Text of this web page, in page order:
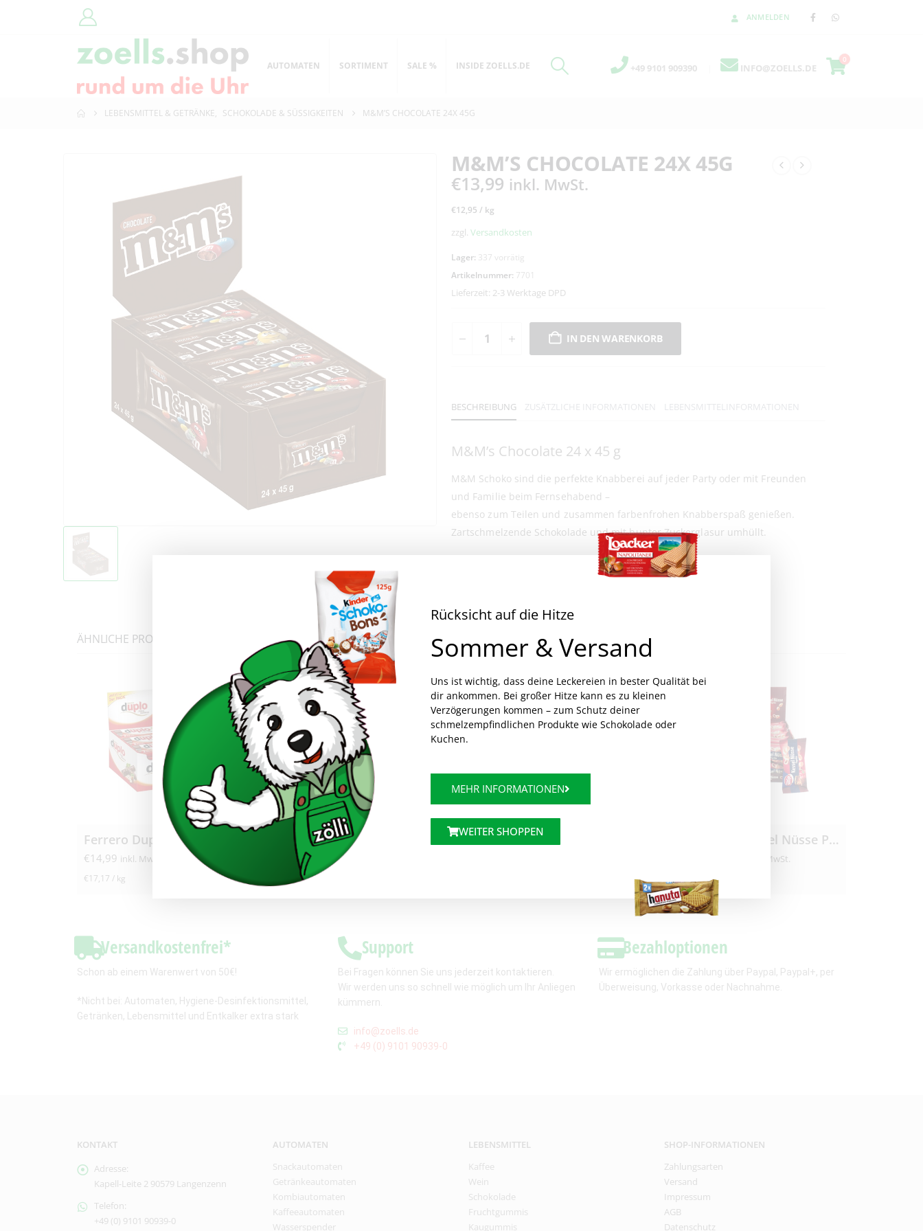
ANMELDEN
AUTOMATEN SORTIMENT SALE % INSIDE ZOELLS.DE +49 9101 909390 INFO@ZOELLS.DE
0
LEBENSMITTEL & GETRÄNKE, SCHOKOLADE & SÜSSIGKEITEN M&M’S CHOCOLATE 24X 45G
M&M’S CHOCOLATE 24X 45G
€13,99 inkl. MwSt.
€12,95 / kg
zzgl. Versandkosten
Lager: 337 vorrätig
Artikelnummer: 7701
Lieferzeit: 2-3 Werktage DPD
IN DEN WARENKORB
BESCHREIBUNG ZUSÄTZLICHE INFORMATIONEN LEBENSMITTELINFORMATIONEN
M&M’s Chocolate 24 x 45 g
M&M Schoko sind die perfekte Knabberei auf jeder Party oder mit Freunden
und Familie beim Fernsehabend –
ebenso zum Teilen und zusammen farbenfrohen Knabberspaß genießen.
Zartschmelzende Schokolade und mit bunter Zuckerglasur umhüllt.
ÄHNLICHE PRODUKTE
€14,99 inkl. MwSt.
€ 17,17 / kg
Manner Neapolitaner 12x 75g
inkl. MwSt.
€11,67
Snickers 32x 50g Ültje Kessel Nüsse Paprika 20x 40g
inkl. MwSt.
€17,38
Versandkostenfrei*
Schon ab einem Warenwert von 50€!
*Nicht bei: Automaten, Hygiene-Desinfektionsmittel,
Getränken, Lebensmittel und Entkalker extra stark
Support
Bei Fragen können Sie uns jederzeit kontaktieren.
Wir werden uns so schnell wie möglich um Ihr Anliegen
kümmern.
info@zoells.de
+49 (0) 9101 90939-0
Bezahloptionen
Wir ermöglichen die Zahlung über Paypal, Paypal+, per
Überweisung, Vorkasse oder Nachnahme.
KONTAKT
Adresse:
Kapell-Leite 2 90579 Langenzenn
Telefon:
+49 (0) 9101 90939-0
AUTOMATEN
Snackautomaten
Getränkeautomaten
Kombiautomaten
Kaffeeautomaten
Wasserspender
LEBENSMITTEL
Kaffee
Wein
Schokolade
Fruchtgummis
Kaugummis
SHOP-INFORMATIONEN
Zahlungsarten
Versand
Impressum
AGB
Datenschutz
Rücksicht auf die Hitze
Sommer & Versand
Uns ist wichtig, dass deine Leckereien in bester Qualität bei
dir ankommen. Bei großer Hitze kann es zu kleinen
Verzögerungen kommen – zum Schutz deiner
schmelzempfindlichen Produkte wie Schokolade oder
Kuchen.
MEHR INFORMATIONEN
WEITER SHOPPEN